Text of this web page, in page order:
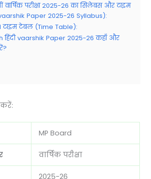
वार्षिक परीक्षा 2025-26 का सिलेबस और टाइम
Paper 2025-26 Syllabus):
टाइम टेबल (Time Table):
हिंदी vaarshik Paper 2025-26 कहाँ और
MP Board
वार्षिक परीक्षा
2025-26